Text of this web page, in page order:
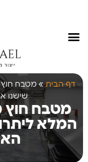
דף הבית »מטבח חוץ
שישנו
מטבח חוץ
המלא